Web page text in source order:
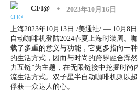
CFI@ 2023年10月16日
上海2023年10月13日 /美通社/ — 10月8
自动咖啡机登陆2024春夏上海时装周。
载了多重的意义与功能，它更多指向一
的生活方式，因而与时尚的跨界融合浑
力互链”为主题，在无限链接中挖掘时尚
流生活方式。双子星半自动咖啡机则以
俘获一众达人的心。